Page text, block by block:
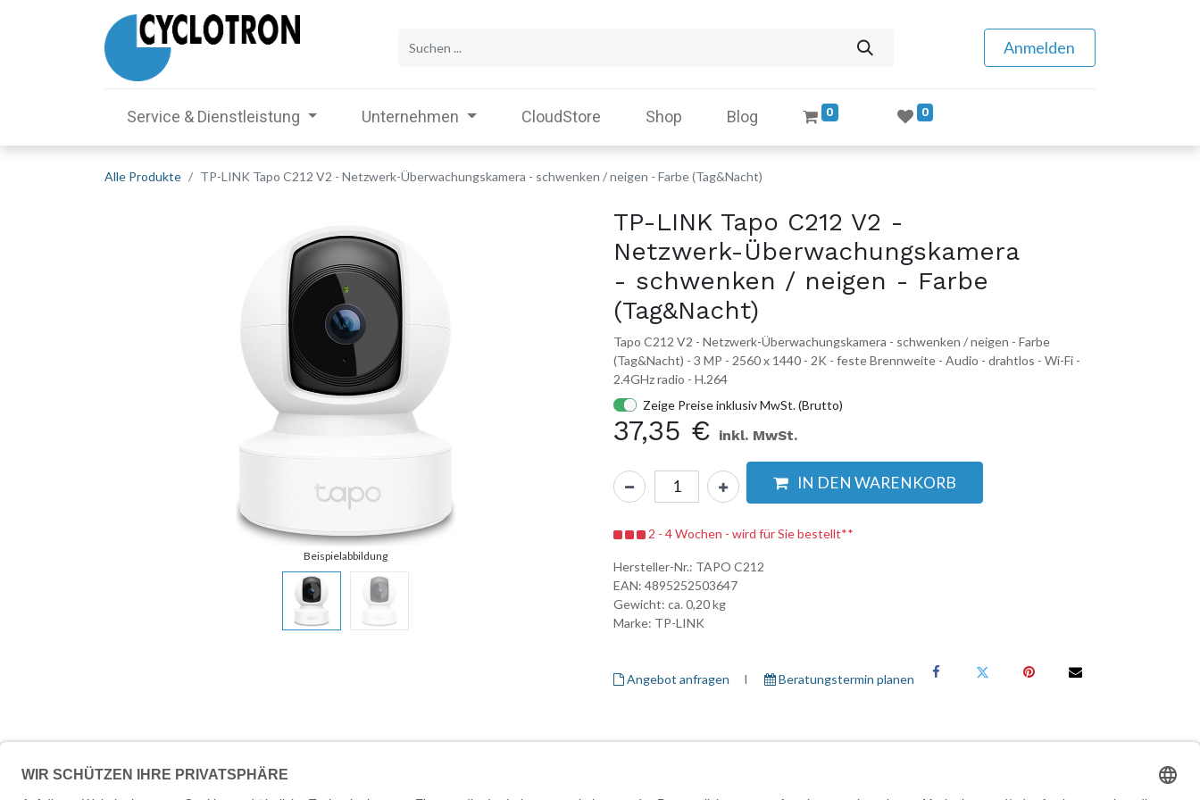
Anmelden
Service & Dienstleistung Unternehmen CloudStore Shop Blog 0 0
Alle Produkte TP-LINK Tapo C212 V2 - Netzwerk-Überwachungskamera - schwenken / neigen - Farbe (Tag&Nacht)
TP-LINK Tapo C212 V2 -
Netzwerk-Überwachungskamera
- schwenken / neigen - Farbe
(Tag&Nacht)
Tapo C212 V2 - Netzwerk-Überwachungskamera - schwenken / neigen - Farbe
(Tag&Nacht) - 3 MP - 2560 x 1440 - 2K - feste Brennweite - Audio - drahtlos - Wi-Fi -
2.4GHz radio - H.264
Zeige Preise inklusiv MwSt. (Brutto)
37,35 € inkl. MwSt.
IN DEN WARENKORB
2 - 4 Wochen - wird für Sie bestellt**
Hersteller-Nr.: TAPO C212
EAN: 4895252503647
Gewicht: ca. 0,20kg
Marke: TP-LINK
Angebot anfragen I ​ Beratungstermin planen
Beschreibung